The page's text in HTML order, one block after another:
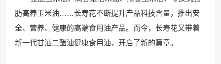
肪高养玉米油……长寿花不断提升产品科技含量，推出安
全、营养、健康的高端食用油产品。而今，长寿花又带着
新一代甘油二酯油健康食用油，开启了新的篇章。